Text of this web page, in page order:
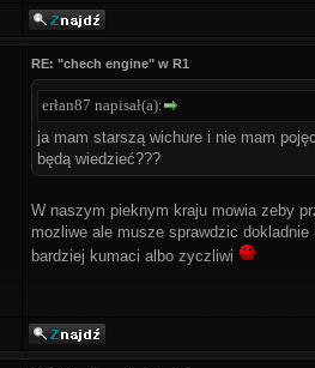
RE: "chech engine" w R1
erłan87 napisał(a):
ja mam starszą wichure i nie mam
będą wiedzieć???
W naszym pieknym kraju mowia zeby
mozliwe ale musze sprawdzic
bardziej kumaci albo zyczliwi